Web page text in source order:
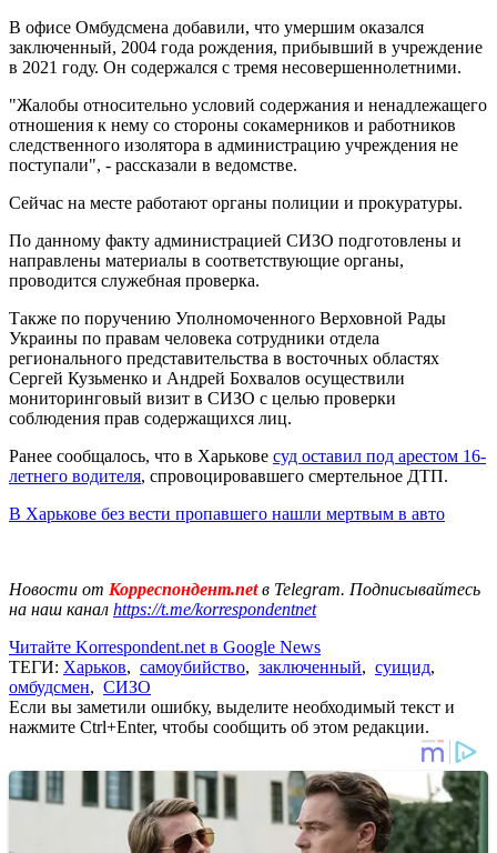
В офисе Омбудсмена добавили, что умершим оказался
заключенный, 2004 года рождения, прибывший в учреждение
в 2021 году. Он содержался с тремя несовершеннолетними.
"Жалобы относительно условий содержания и ненадлежащего
отношения к нему со стороны сокамерников и работников
следственного изолятора в администрацию учреждения не
поступали", - рассказали в ведомстве.
Сейчас на месте работают органы полиции и прокуратуры.
По данному факту администрацией СИЗО подготовлены и
направлены материалы в соответствующие органы,
проводится служебная проверка.
Также по поручению Уполномоченного Верховной Рады
Украины по правам человека сотрудники отдела
регионального представительства в восточных областях
Сергей Кузьменко и Андрей Бохвалов осуществили
мониторинговый визит в СИЗО с целью проверки
соблюдения прав содержащихся лиц.
Ранее сообщалось, что в Харькове суд оставил под арестом 16-
летнего водителя, спровоцировавшего смертельное ДТП.
В Харькове без вести пропавшего нашли мертвым в авто
Новости от Корреспондент.netв Telegram. Подписывайтесь
на наш канал https://t.me/korrespondentnet
Читайте Korrespondent.net в Google News
ТЕГИ: Харьков, самоубийство, заключенный, суицид,
омбудсмен, СИЗО
Если вы заметили ошибку, выделите необходимый текст и
нажмите Ctrl+Enter, чтобы сообщить об этом редакции.